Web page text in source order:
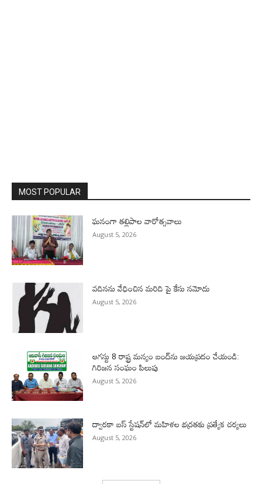
MOST POPULAR
ఘనంగా తల్లిపాల వారోత్సవాలు
August 5, 2026
వదినను వేధించిన మరిది పై కేసు నమోదు
August 5, 2026
ఆగస్టు 8 రాష్ట్ర మన్యం బంద్‌ను జయప్రదం చేయండి:
గిరిజన సంఘం పిలుపు
August 5, 2026
ద్వారకా బస్ స్టేషన్‌లో మహిళల భద్రతకు ప్రత్యేక చర్యలు
August 5, 2026